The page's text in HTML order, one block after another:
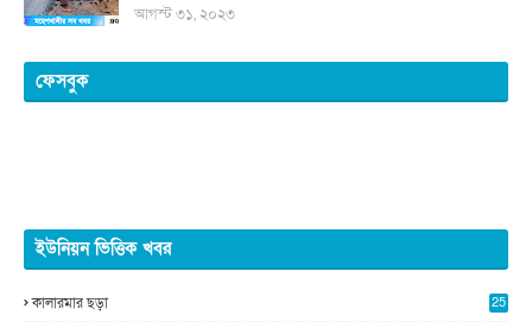
আগস্ট ৩১, ২০২৩
ফেসবুক
ইউনিয়ন ভিত্তিক খবর
কালারমার ছড়া
25